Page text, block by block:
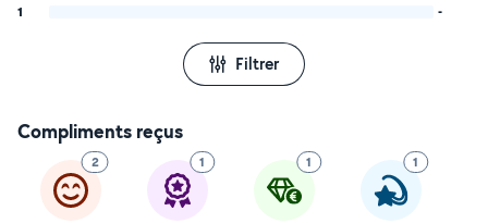
1
-
Filtrer
Compliments reçus
2 1 1 1